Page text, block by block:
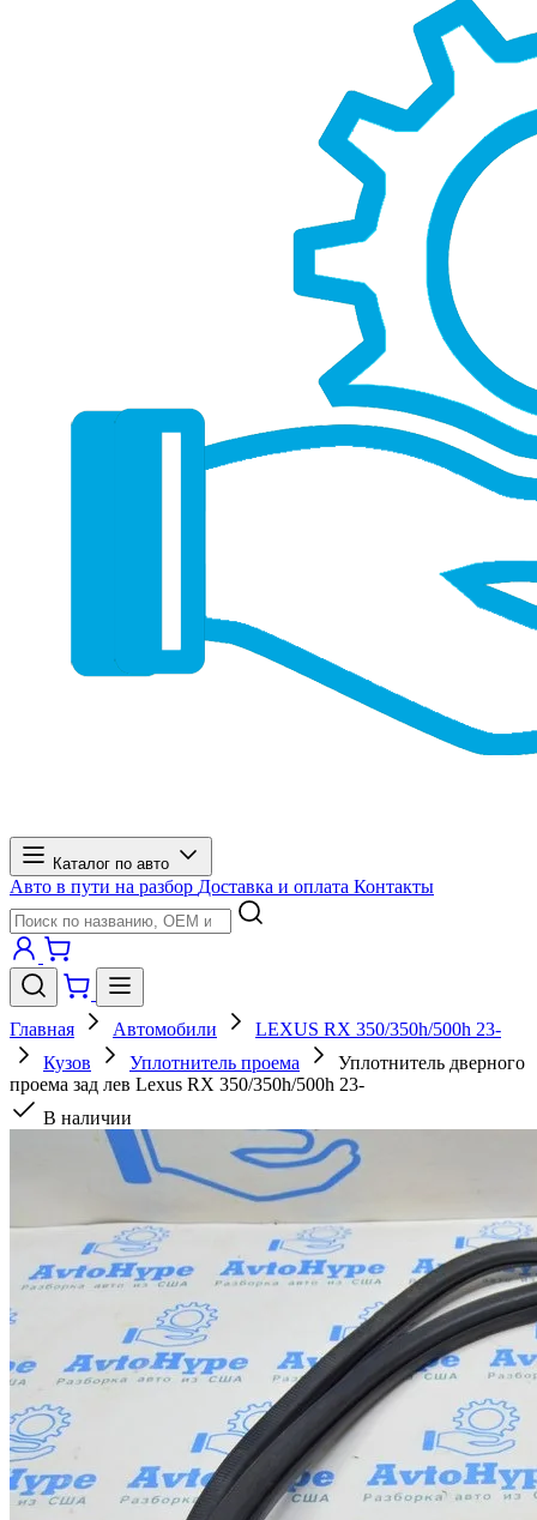
Каталог по авто
Авто в пути на разбор Доставка и оплата Контакты
Главная Автомобили
LEXUS RX 350/350h/500h 23-
Кузов
Уплотнитель проема
Уплотнитель дверного
проема зад лев Lexus RX 350/350h/500h 23-
В наличии